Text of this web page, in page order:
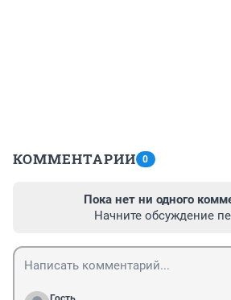
КОММЕНТАРИИ 0
Пока нет ни одного
Начните обсуждение